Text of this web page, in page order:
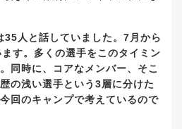
人と話していました。7月から
す。多くの選手をこのタイミン
同時に、コアなメンバー、そこ
の浅い選手という3層に分けた
回のキャンプで考えているので